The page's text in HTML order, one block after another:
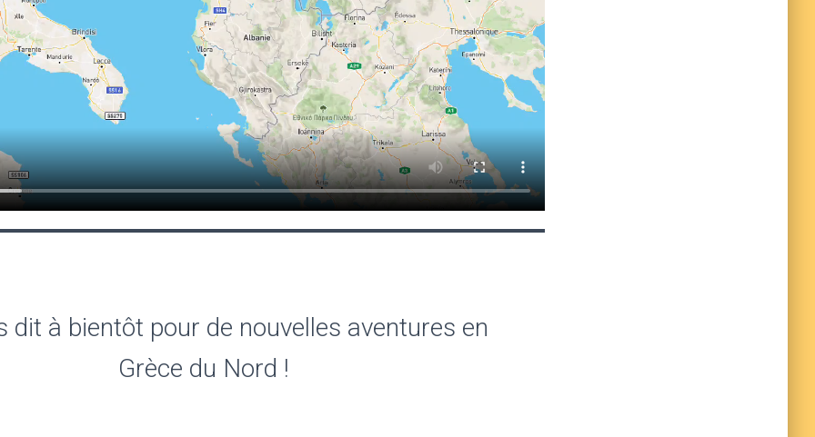
dit à bientôt pour de nouvelles aventures en
Grèce du Nord !